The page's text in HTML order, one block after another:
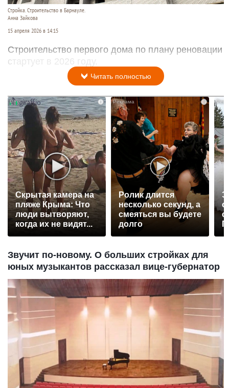
Стройка. Строительство в Барнауле.
Анна Зайкова
15 апреля 2026 в 14:15
Строительство первого дома по плану реновации
стартует в 2026 году.
Читать полностью
i
Скрытая камера на
пляже Крыма: Что
люди вытворяют,
когда их не видят...
Ролик длится
несколько секунд, а
смеяться вы будете
долго
Звучит по-новому. О больших стройках для
юных музыкантов рассказал вице-губернатор